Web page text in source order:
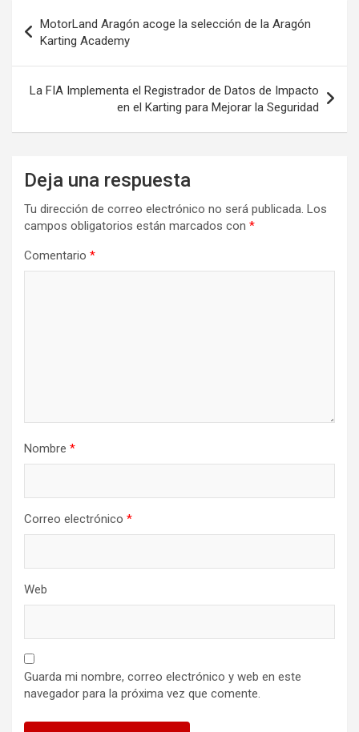
de
entradas
MotorLand Aragón acoge la selección de la Aragón
Karting Academy
La FIA Implementa el Registrador de Datos de Impacto
en el Karting para Mejorar la Seguridad
Deja una respuesta
Tu dirección de correo electrónico no será publicada. Los
campos obligatorios están marcados con *
Comentario *
Nombre *
Correo electrónico *
Web
Guarda mi nombre, correo electrónico y web en este
navegador para la próxima vez que comente.